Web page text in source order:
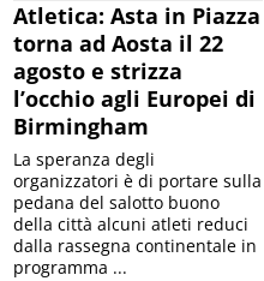
Atletica: Asta in Piazza
torna ad Aosta il 22
agosto e strizza
l’occhio agli Europei di
Birmingham
La speranza degli
organizzatori è di portare sulla
pedana del salotto buono
della città alcuni atleti reduci
dalla rassegna continentale in
programma ...